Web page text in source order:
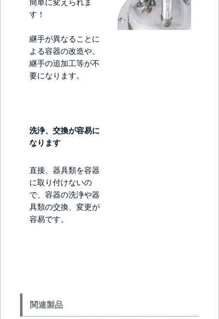
簡単に変えられま
す！
継手が異なることに
よる容器の改造や、
継手の追加工等が不
要になります。
洗浄、交換が容易に
なります
直接、器具類を容器
に取り付けないの
で、容器の洗浄や器
具類の交換、変更が
容易です。
関連製品